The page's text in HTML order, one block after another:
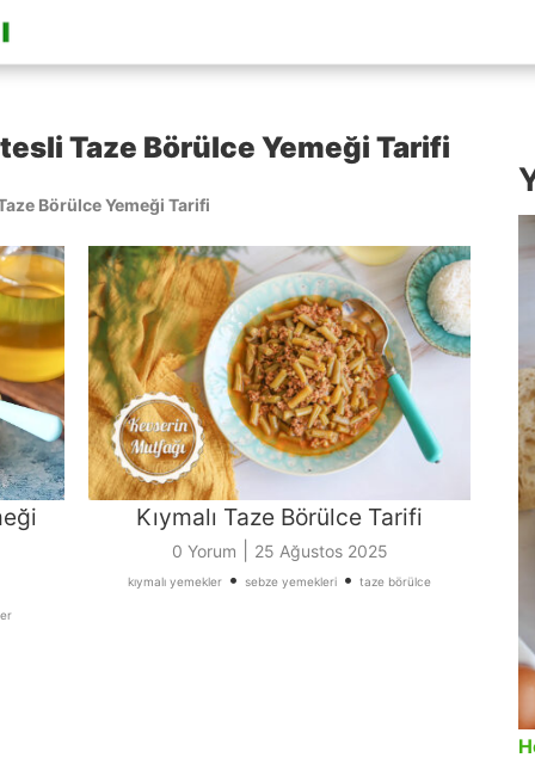
Taze Börülce Yemeği Tarifi
Börülce Yemeği Tarifi
Kıymalı Taze Börülce Tarifi
0 Yorum 25 Ağustos 2025
kıymalı yemekler • sebze yemekleri • taze börülce